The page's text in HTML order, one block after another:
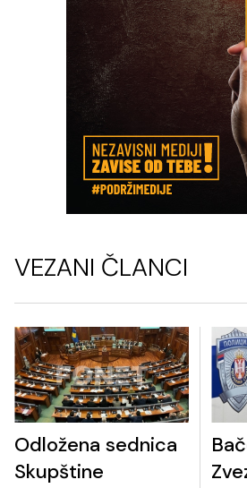
VEZANI ČLANCI
Odložena sednica
Skupštine